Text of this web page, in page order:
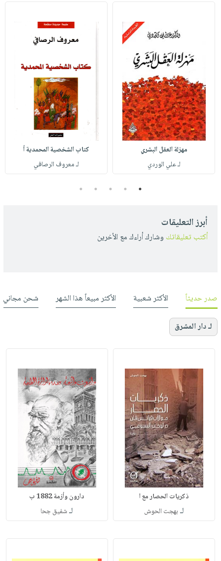
مهزلة العقل البشري
لـ علي الوردي
كتاب الشخصية المحمدية أ
لـ معروف الرصافي
1
2
3
4
5
أبرز التعليقات
أكتب تعليقاتك وشارك أراءك مع الأخرين
صدر حديثاً الأكثر شعبية الأكثر مبيعاً هذا الشهر شحن مجاني
لـ دار المشرق
ذكريات الحصار مع ا
لـ بهجت الحوش
دارون وأزمة 1882 ب
لـشفيق جحا